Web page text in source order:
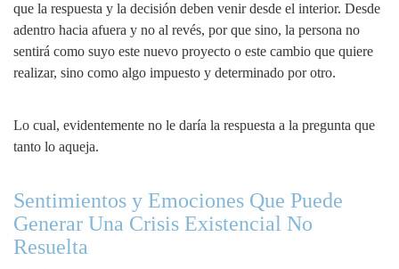
que la respuesta y la decisión deben venir desde el interior. Desde
adentro hacia afuera y no al revés, por que sino, la persona no
sentirá como suyo este nuevo proyecto o este cambio que quiere
realizar, sino como algo impuesto y determinado por otro.
Lo cual, evidentemente no le daría la respuesta a la pregunta que
tanto lo aqueja.
Sentimientos y Emociones Que Puede
Generar Una Crisis Existencial No
Resuelta